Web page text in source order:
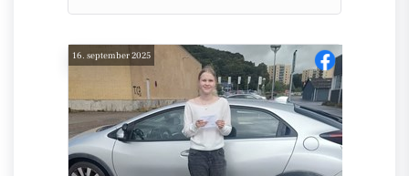
16. september 2025